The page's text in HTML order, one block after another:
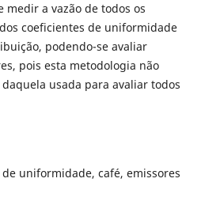
medir a vazão de todos os
coeficientes de uniformidade
podendo-se avaliar
pois esta metodologia não
usada para avaliar todos
uniformidade, café, emissores